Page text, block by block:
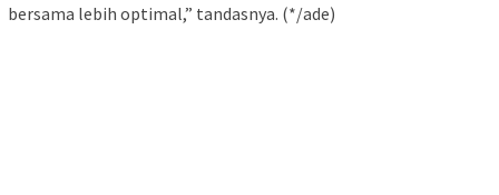
bersama lebih optimal,” tandasnya. (*/ade)